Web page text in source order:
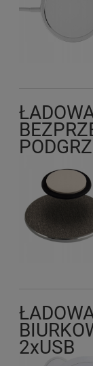
2xUSB